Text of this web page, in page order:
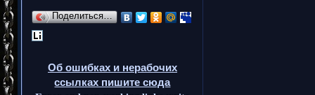
Поделиться…
Об ошибках и нерабочих
ссылках пишите сюда